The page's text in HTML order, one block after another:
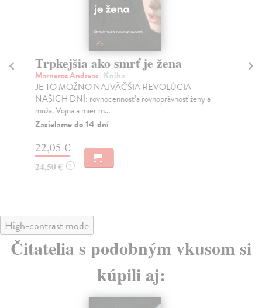
Trpkejšia ako smrť je žena
Marneros Andreas| Kniha
JE TO MOŽNO NAJVÄČŠIA REVOLÚCIA
NAŠICH DNÍ: rovnocennosť a rovnoprávnosť ženy a
muža. Vojna a mier m...
Zasielame do 14 dní
22,05 €
24,50 € ?
High-contrast mode
Čitatelia s podobným vkusom si
kúpili aj: